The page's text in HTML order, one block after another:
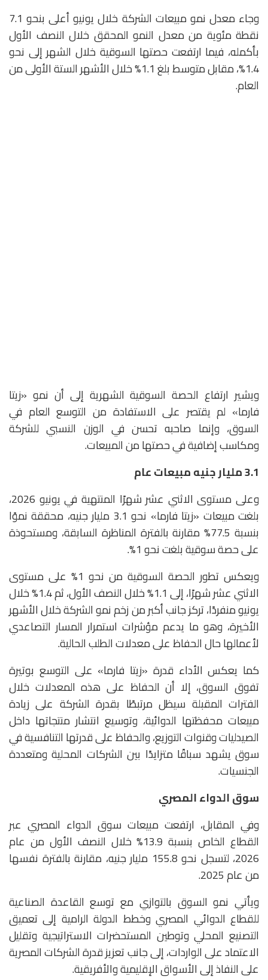
وجاء معدل نمو مبيعات الشركة خلال يونيو أعلى بنحو 7.1
نقطة مئوية من معدل النمو المحقق خلال النصف الأول
بأكمله، فيما ارتفعت حصتها السوقية خلال الشهر إلى نحو
1.4%، مقابل متوسط بلغ 1.1% خلال الأشهر الستة الأولى من
العام.
ويشير ارتفاع الحصة السوقية الشهرية إلى أن نمو «زيتا
فارما» لم يقتصر على الاستفادة من التوسع العام في
السوق، وإنما صاحبه تحسن في الوزن النسبي للشركة
ومكاسب إضافية في حصتها من المبيعات.
3.1مليار جنيه مبيعات عام
وعلى مستوى الاثني عشر شهرًا المنتهية في يونيو 2026،
بلغت مبيعات «زيتا فارما» نحو 3.1 مليار جنيه، محققة نموًا
بنسبة 77.5% مقارنة بالفترة المناظرة السابقة، ومستحوذة
على حصة سوقية بلغت نحو 1%.
ويعكس تطور الحصة السوقية من نحو 1% على مستوى
الاثني عشر شهرًا، إلى 1.1% خلال النصف الأول، ثم 1.4% خلال
يونيو منفردًا، تركز جانب أكبر من زخم نمو الشركة خلال الأشهر
الأخيرة، وهو ما يدعم مؤشرات استمرار المسار التصاعدي
لأعمالها حال الحفاظ على معدلات الطلب الحالية.
كما يعكس الأداء قدرة «زيتا فارما» على التوسع بوتيرة
تفوق السوق، إلا أن الحفاظ على هذه المعدلات خلال
الفترات المقبلة سيظل مرتبطًا بقدرة الشركة على زيادة
مبيعات محفظتها الدوائية، وتوسيع انتشار منتجاتها داخل
الصيدليات وقنوات التوزيع، والحفاظ على قدرتها التنافسية في
سوق يشهد سباقًا متزايدًا بين الشركات المحلية ومتعددة
الجنسيات.
سوق الدواء المصري
وفي المقابل، ارتفعت مبيعات سوق الدواء المصري عبر
القطاع الخاص بنسبة 13.9% خلال النصف الأول من عام
2026، لتسجل نحو 155.8 مليار جنيه، مقارنة بالفترة نفسها
من عام 2025.
ويأتي نمو السوق بالتوازي مع توسع القاعدة الصناعية
للقطاع الدوائي المصري وخطط الدولة الرامية إلى تعميق
التصنيع المحلي وتوطين المستحضرات الاستراتيجية وتقليل
الاعتماد على الواردات، إلى جانب تعزيز قدرة الشركات المصرية
على النفاذ إلى الأسواق الإقليمية والأفريقية.